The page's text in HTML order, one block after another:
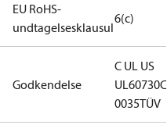
EU RoHS-
undtagelsesklausul
6(c)
Godkendelse
C UL US
UL60730CE
0035TÜV